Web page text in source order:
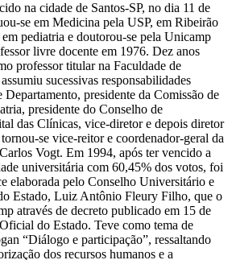
na cidade de Santos-SP, no dia 11 de
se em Medicina pela USP, em Ribeirão
pediatria e doutorou-se pela Unicamp
livre docente em 1976. Dez anos
professor titular na Faculdade de
sucessivas responsabilidades
presidente da Comissão de
presidente do Conselho de
das Clínicas, vice-diretor e depois diretor
se vice-reitor e coordenador-geral da
Vogt. Em 1994, após ter vencido a
universitária com 60,45% dos votos, foi
elaborada pelo Conselho Universitário e
Estado, Luiz Antônio Fleury Filho, que o
através de decreto publicado em 15 de
do Estado. Teve como tema de
“Diálogo e participação”, ressaltando
dos recursos humanos e a